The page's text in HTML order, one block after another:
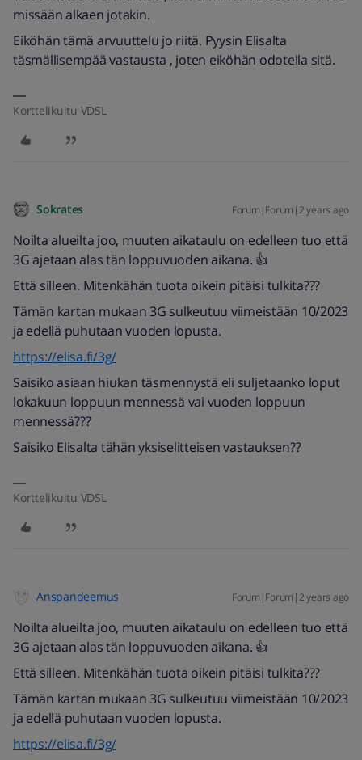
missään alkaen jotakin.
Eiköhän tämä arvuuttelu jo riitä. Pyysin Elisalta
täsmällisempää vastausta , joten eiköhän odotella sitä.
Korttelikuitu VDSL
Sokrates Forum|Forum|2 years ago
Noilta alueilta joo, muuten aikataulu on edelleen tuo että
3G ajetaan alas tän loppuvuoden aikana. 👍
Että silleen. Mitenkähän tuota oikein pitäisi tulkita???
Tämän kartan mukaan 3G sulkeutuu viimeistään 10/2023
ja edellä puhutaan vuoden lopusta.
https://elisa.fi/3g/
Saisiko asiaan hiukan täsmennystä eli suljetaanko loput
lokakuun loppuun mennessä vai vuoden loppuun
mennessä???
Saisiko Elisalta tähän yksiselitteisen vastauksen??
Korttelikuitu VDSL
Anspandeemus Forum|Forum|2 years ago
Noilta alueilta joo, muuten aikataulu on edelleen tuo että
3G ajetaan alas tän loppuvuoden aikana. 👍
Että silleen. Mitenkähän tuota oikein pitäisi tulkita???
Tämän kartan mukaan 3G sulkeutuu viimeistään 10/2023
ja edellä puhutaan vuoden lopusta.
https://elisa.fi/3g/